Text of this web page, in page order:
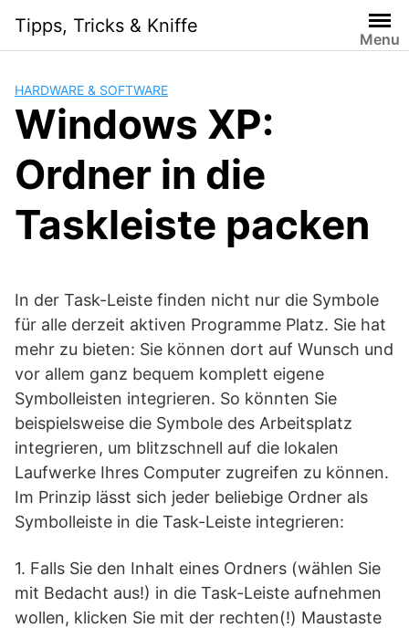
content
Tipps, Tricks & Kniffe
Menu
HARDWARE & SOFTWARE
Windows XP:
Ordner in die
Taskleiste packen
In der Task-Leiste finden nicht nur die Symbole
für alle derzeit aktiven Programme Platz. Sie hat
mehr zu bieten: Sie können dort auf Wunsch und
vor allem ganz bequem komplett eigene
Symbolleisten integrieren. So könnten Sie
beispielsweise die Symbole des Arbeitsplatz
integrieren, um blitzschnell auf die lokalen
Laufwerke Ihres Computer zugreifen zu können.
Im Prinzip lässt sich jeder beliebige Ordner als
Symbolleiste in die Task-Leiste integrieren:
1. Falls Sie den Inhalt eines Ordners (wählen Sie
mit Bedacht aus!) in die Task-Leiste aufnehmen
wollen, klicken Sie mit der rechten(!) Maustaste